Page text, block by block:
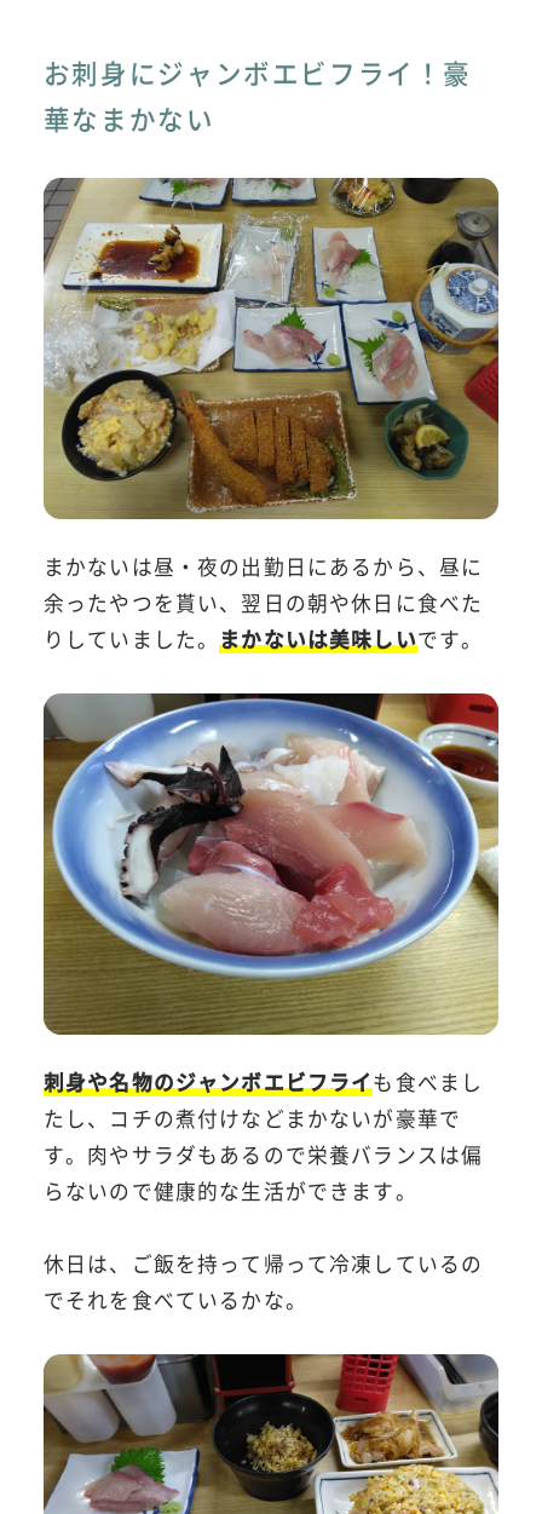
お刺身にジャンボエビフライ！豪
華なまかない
まかないは昼・夜の出勤日にあるから、昼に
余ったやつを貰い、翌日の朝や休日に食べた
りしていました。まかないは美味しいです。
刺身や名物のジャンボエビフライも食べまし
たし、コチの煮付けなどまかないが豪華で
す。肉やサラダもあるので栄養バランスは偏
らないので健康的な生活ができます。
休日は、ご飯を持って帰って冷凍しているの
でそれを食べているかな。